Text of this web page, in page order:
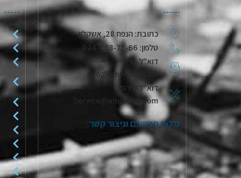
כתובת: הנפח 28, אשקלון
טלפון: 074-708-71-66
דוא"ל כללי:
Info@emproco.com
דוא"ל שירות:
Service@emproco.com
מלאו פרטיכם וניצור קשר: